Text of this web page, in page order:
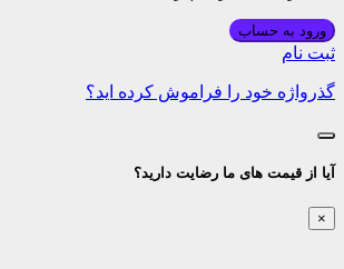
ورود به حساب
ثبت نام
گذرواژه خود را فراموش کرده اید؟
آیا از قیمت های ما رضایت دارید؟
×